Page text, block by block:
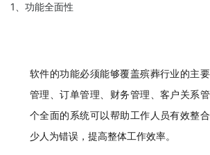
1、功能全面性
软件的功能必须能够覆盖殡葬行业的主
管理、订单管理、财务管理、客户关系
个全面的系统可以帮助工作人员有效整
少人为错误，提高整体工作效率。